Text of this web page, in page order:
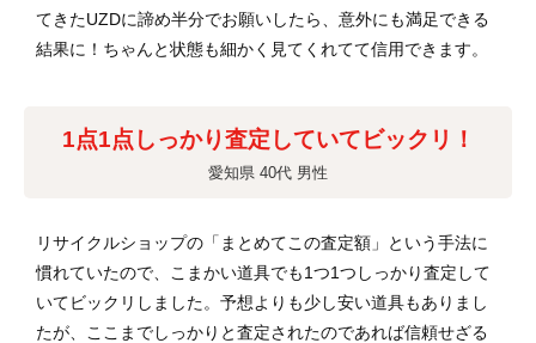
てきたUZDに諦め半分でお願いしたら、意外にも満足できる
結果に！ちゃんと状態も細かく見てくれてて信用できます。
1点1点しっかり査定していてビックリ！
愛知県 40代 男性
リサイクルショップの「まとめてこの査定額」という手法に
慣れていたので、こまかい道具でも1つ1つしっかり査定して
いてビックリしました。予想よりも少し安い道具もありまし
たが、ここまでしっかりと査定されたのであれば信頼せざる